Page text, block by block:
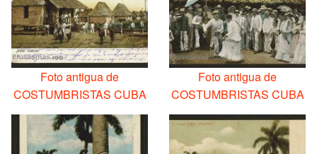
Foto antigua de
COSTUMBRISTAS CUBA
Foto antigua de
COSTUMBRISTAS CUBA